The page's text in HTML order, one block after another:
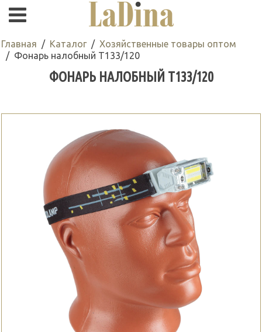
Главная Каталог
Хозяйственные товары оптом
Фонарь налобный Т133/120
ФОНАРЬ НАЛОБНЫЙ Т133/120